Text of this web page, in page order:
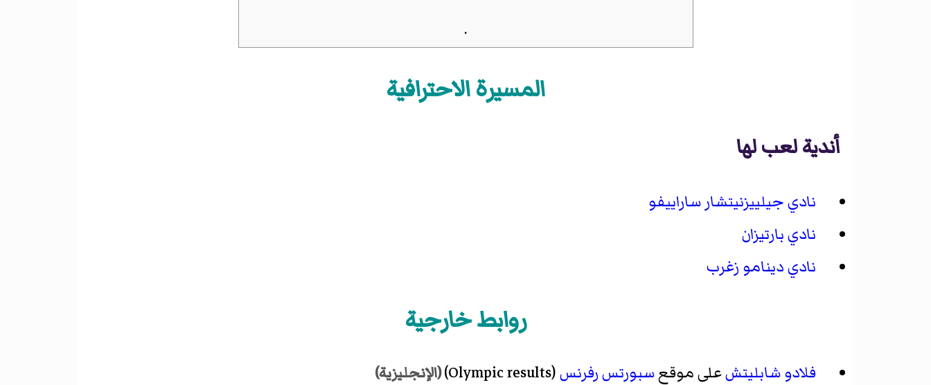
.
المسيرة الاحترافية
أندية لعب لها
نادي جيلييزنيتشار ساراييفو
نادي بارتيزان
نادي دينامو زغرب
روابط خارجية
فلادو شابليتشعلى موقعسبورتس رفرنس(Olympic results) (الإنجليزية)